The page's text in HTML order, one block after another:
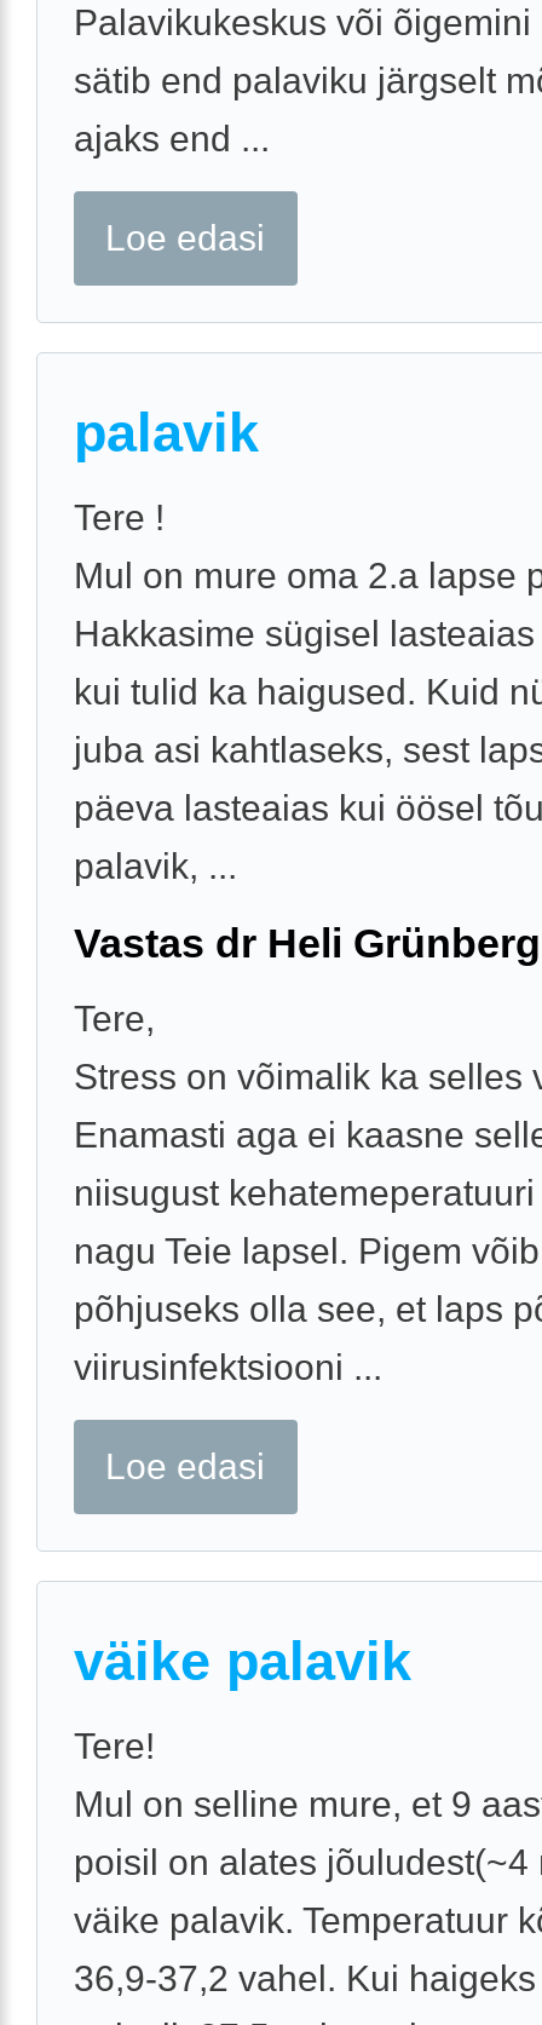
Palavikukeskus või õigemini
sätib end palaviku järgselt
ajaks end ...
Loe edasi
palavik
Tere !
Mul on mure oma 2.a lapse
Hakkasime sügisel
kui tulid ka haigused. Kuid
juba asi kahtlaseks, sest
päeva lasteaias kui öösel
palavik, ...
Vastas dr Heli Grünberg
Tere,
Stress on võimalik ka selles
Enamasti aga ei kaasne
niisugust
nagu Teie lapsel. Pigem
põhjuseks olla see, et laps
viirusinfektsiooni ...
Loe edasi
väike palavik
Tere!
Mul on selline mure, et 9
poisil on alates jõuludest(~4
väike palavik. Temperatuur
36,9-37,2 vahel. Kui